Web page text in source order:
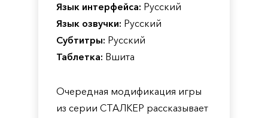
Язык интерфейса: Русский
Язык озвучки: Русский
Субтитры: Русский
Таблетка: Вшита
Очередная модификация игры
из серии СТАЛКЕР рассказывает